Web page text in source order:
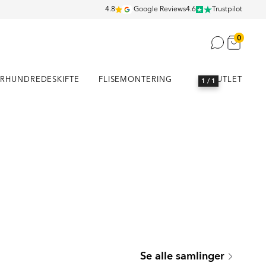
4.8 Google Reviews4.6 Trustpilot
0
FLISEMONTERING OUTLET
1 / 1
Se alle samlinger